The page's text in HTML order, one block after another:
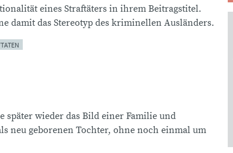
eines Straftäters in ihrem Beitragstitel.
damit das Stereotyp des kriminellen Ausländers.
später wieder das Bild einer Familie und
neu geborenen Tochter, ohne noch einmal um